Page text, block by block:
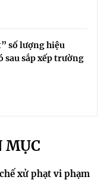
số lượng hiệu
sau sắp xếp trường
MỤC
xử phạt vi phạm